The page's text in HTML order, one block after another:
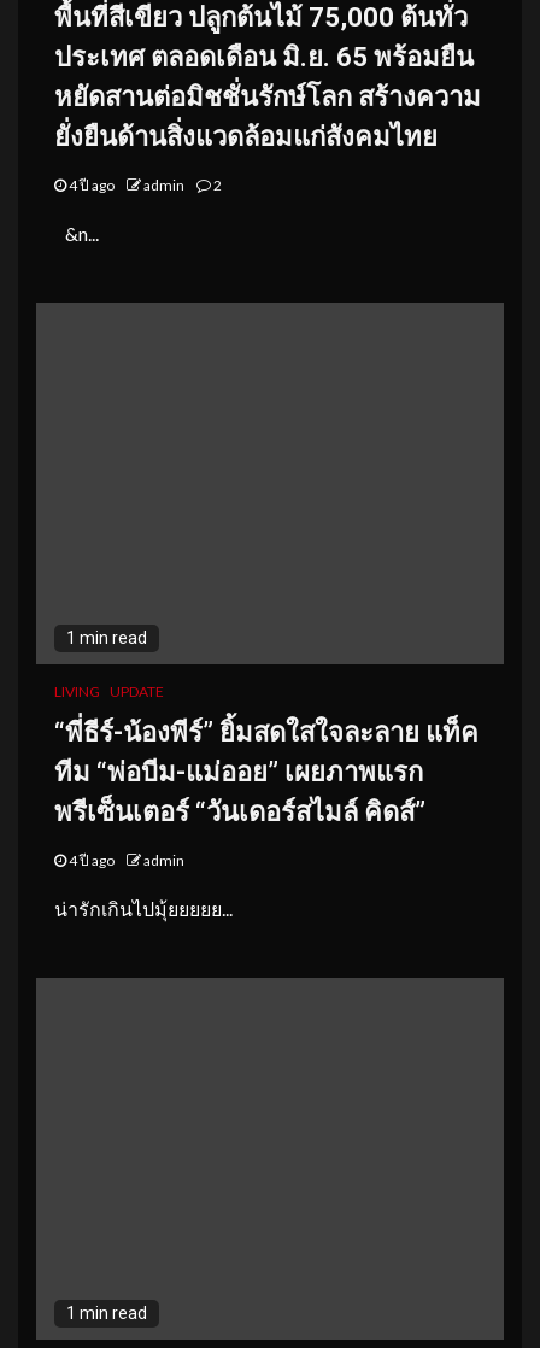
พื้นที่สีเขียว ปลูกต้นไม้ 75,000 ต้นทั่ว
ประเทศ ตลอดเดือน มิ.ย. 65 พร้อมยืน
หยัดสานต่อมิชชั่นรักษ์โลก สร้างความ
ยั่งยืนด้านสิ่งแวดล้อมแก่สังคมไทย
4 ปี ago admin 2
&n...
1 min read
LIVING UPDATE
“พี่ธีร์-น้องพีร์” ยิ้มสดใสใจละลาย แท็ค
ทีม “พ่อบีม-แม่ออย” เผยภาพแรก
พรีเซ็นเตอร์ “วันเดอร์สไมล์ คิดส์”
4 ปี ago admin
น่ารักเกินไปมุ้ยยยยย...
1 min read